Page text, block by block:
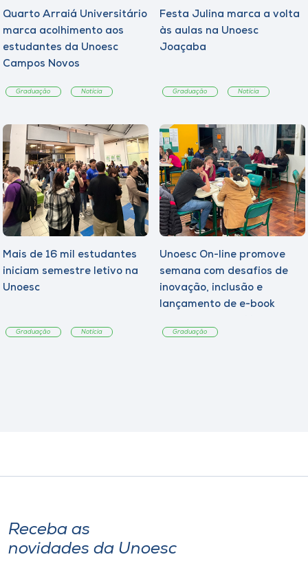
Quarto Arraiá Universitário
marca acolhimento aos
estudantes da Unoesc
Campos Novos
Graduação Notícia
Festa Julina marca a volta
às aulas na Unoesc
Joaçaba
Graduação Notícia
Mais de 16 mil estudantes
iniciam semestre letivo na
Unoesc
Graduação Notícia
Unoesc On-line promove
semana com desafios de
inovação, inclusão e
lançamento de e-book
Graduação
Receba as
novidades da Unoesc